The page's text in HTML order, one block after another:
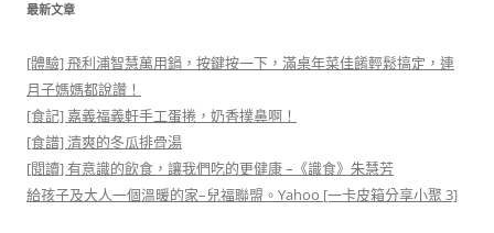
最新文章
[體驗] 飛利浦智慧萬用鍋，按鍵按一下，滿桌年菜佳餚輕鬆搞定，連
月子媽媽都說讚！
[食記] 嘉義福義軒手工蛋捲，奶香撲鼻啊！
[食譜] 清爽的冬瓜排骨湯
[閱讀] 有意識的飲食，讓我們吃的更健康 –《識食》朱慧芳
給孩子及大人一個溫暖的家–兒福聯盟。Yahoo [一卡皮箱分享小聚 3]